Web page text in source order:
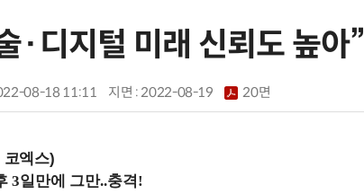
·디지털 미래 신뢰도 높아”
08-18 11:11 지면 :2022-08-19 20면
코엑스)